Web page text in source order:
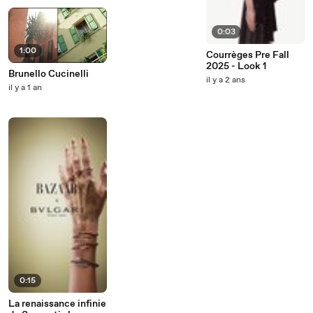
1:00
Brunello Cucinelli
il y a 1 an
0:15
La renaissance infinie
0:03
Courrèges Pre Fall
2025 - Look 1
il y a 2 ans